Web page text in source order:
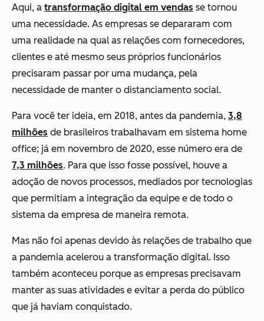
Aqui, a transformação digital em vendas se tornou
uma necessidade. As empresas se depararam com
uma realidade na qual as relações com fornecedores,
clientes e até mesmo seus próprios funcionários
precisaram passar por uma mudança, pela
necessidade de manter o distanciamento social.
Para você ter ideia, em 2018, antes da pandemia, 3,8
milhões de brasileiros trabalhavam em sistema home
office; já em novembro de 2020, esse número era de
7,3 milhões. Para que isso fosse possível, houve a
adoção de novos processos, mediados por tecnologias
que permitiam a integração da equipe e de todo o
sistema da empresa de maneira remota.
Mas não foi apenas devido às relações de trabalho que
a pandemia acelerou a transformação digital. Isso
também aconteceu porque as empresas precisavam
manter as suas atividades e evitar a perda do público
que já haviam conquistado.